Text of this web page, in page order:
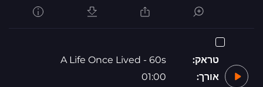
טראק:
A Life Once Lived - 60s
אורך:
01:00